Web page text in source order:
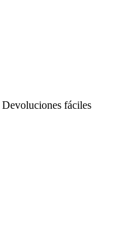
Devoluciones fáciles